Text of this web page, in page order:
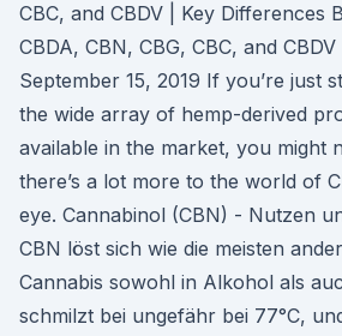
CBC, and CBDV | Key Differences
CBDA, CBN, CBG, CBC, and
September 15, 2019 If you’re just
the wide array of hemp-derived
available in the market, you might
there’s a lot more to the world of
eye. Cannabinol (CBN) - Nutzen
CBN löst sich wie die meisten
Cannabis sowohl in Alkohol als
schmilzt bei ungefähr bei 77°C,